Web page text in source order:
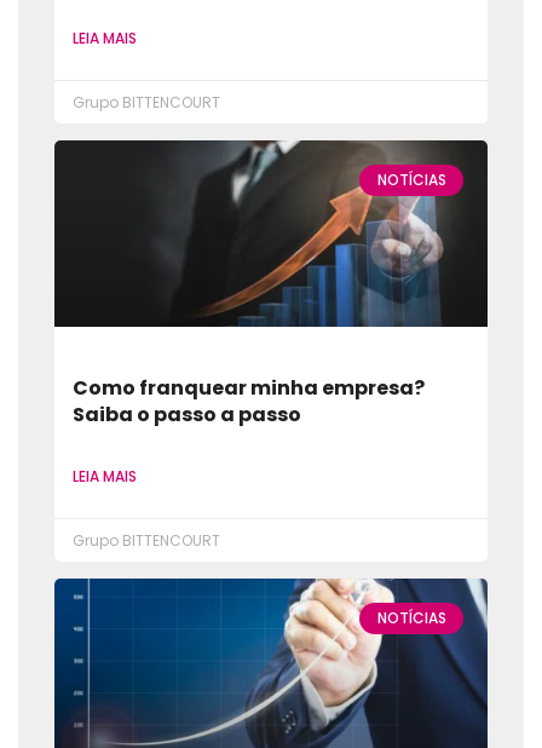
LEIA MAIS
Grupo BITTENCOURT
NOTÍCIAS
Como franquear minha empresa?
Saiba o passo a passo
LEIA MAIS
Grupo BITTENCOURT
NOTÍCIAS